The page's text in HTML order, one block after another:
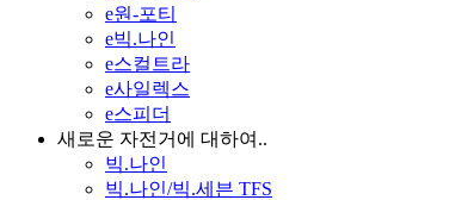
e원-포티
e빅.나인
e스컬트라
e사일렉스
e스피더
새로운 자전거에 대하여..
빅.나인
빅.나인/빅.세븐 TFS